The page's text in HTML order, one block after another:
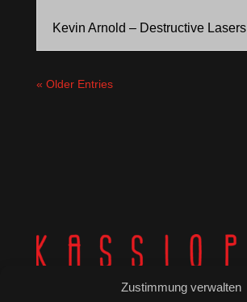
Zustimmung verwalten
Kevin Arnold – Destructive Lasers
« Older Entries